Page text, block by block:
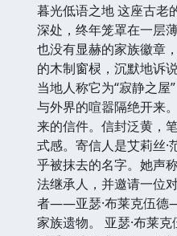
暮光低语之地 这座古老
深处，终年笼罩在一层
也没有显赫的家族徽章
的木制窗棂，沉默地诉
当地人称它为“寂静之
与外界的喧嚣隔绝开来
来的信件。信封泛黄，
式感。寄信人是艾莉丝
乎被抹去的名字。她声
法继承人，并邀请一位
者——亚瑟·布莱克伍德
家族遗物。 亚瑟·布莱